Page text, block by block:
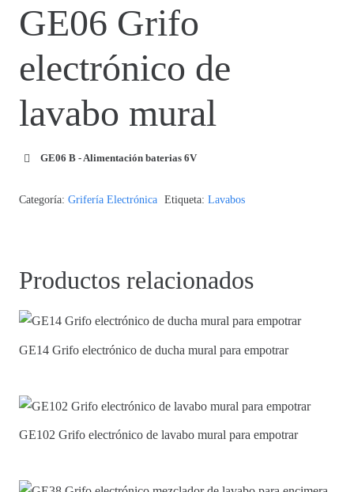
GE06 Grifo
electrónico de
lavabo mural
GE06 B - Alimentación baterias 6V
Categoría: Grifería Electrónica Etiqueta: Lavabos
Productos relacionados
GE14 Grifo electrónico de ducha mural para empotrar
GE102 Grifo electrónico de lavabo mural para empotrar